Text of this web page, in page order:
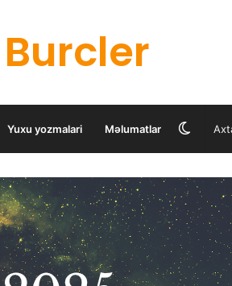
Burcler
Yuxu yozmalari Məlumatlar Switch
skin